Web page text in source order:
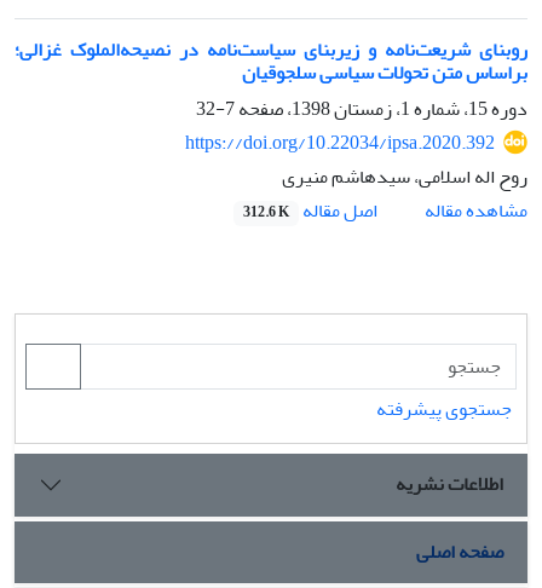
روبنای شریعت‌‌نامه و زیربنای سیاست‌‌نامه در نصیحه‌‌الملوک غزالی؛
براساس متن تحولات سیاسی سلجوقیان
دوره 15، شماره 1، زمستان 1398، صفحه
7-32
https://doi.org/10.22034/ipsa.2020.392
روح اله اسلامی، سیدهاشم منیری
مشاهده مقاله
اصل مقاله 312.6 K
جستجوی پیشرفته
اطلاعات نشریه
صفحه اصلی